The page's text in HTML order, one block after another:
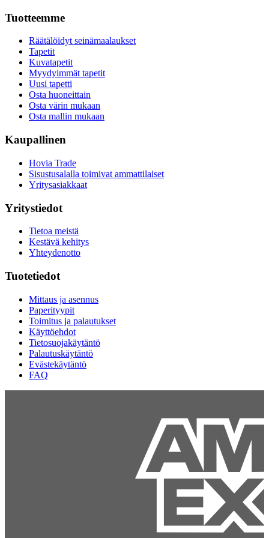
Tuotteemme
Räätälöidyt seinämaalaukset
Tapetit
Kuvatapetit
Myydyimmät tapetit
Uusi tapetti
Osta huoneittain
Osta värin mukaan
Osta mallin mukaan
Kaupallinen
Hovia Trade
Sisustusalalla toimivat ammattilaiset
Yritysasiakkaat
Yritystiedot
Tietoa meistä
Kestävä kehitys
Yhteydenotto
Tuotetiedot
Mittaus ja asennus
Paperityypit
Toimitus ja palautukset
Käyttöehdot
Tietosuojakäytäntö
Palautuskäytäntö
Evästekäytäntö
FAQ